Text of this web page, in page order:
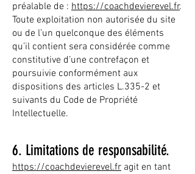
préalable de : https://coachdevierevel.fr.
Toute exploitation non autorisée du site
ou de l’un quelconque des éléments
qu’il contient sera considérée comme
constitutive d’une contrefaçon et
poursuivie conformément aux
dispositions des articles L.335-2 et
suivants du Code de Propriété
Intellectuelle.
6. Limitations de responsabilité.
https://coachdevierevel.fr agit en tant